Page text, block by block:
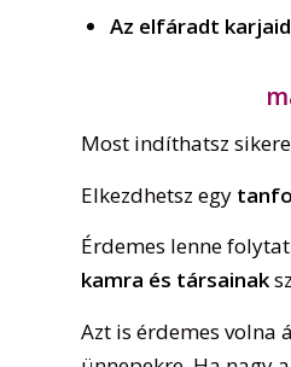
Az elfáradt
Most indíthatsz
Elkezdhetsz egy
Érdemes lenne
kamra és társainak
Azt is érdemes volna